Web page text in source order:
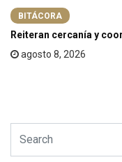
BITÁCORA
Reiteran cercanía y
agosto 8, 2026